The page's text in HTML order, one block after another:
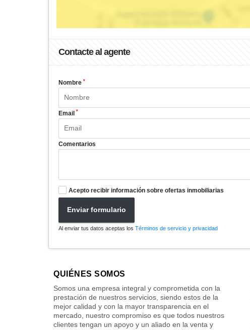
Contacte al agente
Nombre *
Email *
Comentarios
Acepto recibir información sobre ofertas inmobiliarias
Enviar formulario
Al enviar tus datos aceptas los Términos de servicio y privacidad
QUIÉNES SOMOS
Somos una empresa integral y comprometida con la
prestación de nuestros servicios, siendo estos de la
mejor calidad y con la mayor transparencia en el
mercado, nuestro compromiso es que todos nuestros
clientes tengan un apoyo y un aliado en la venta y